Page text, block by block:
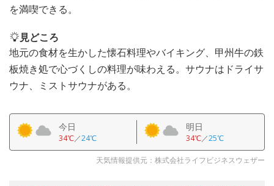
を満喫できる。
見どころ
地元の食材を生かした懐石料理やバイキング、甲州牛の鉄
板焼き処で心づくしの料理が味わえる。サウナはドライサ
ウナ、ミストサウナがある。
今日
34℃／24℃
明日
34℃／25℃
天気情報提供元：株式会社ライフビジネスウェザー